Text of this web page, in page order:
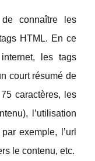
connaître les
HTML. En ce
les tags
court résumé de
caractères, les
l’utilisation
exemple, l’url
le contenu, etc.